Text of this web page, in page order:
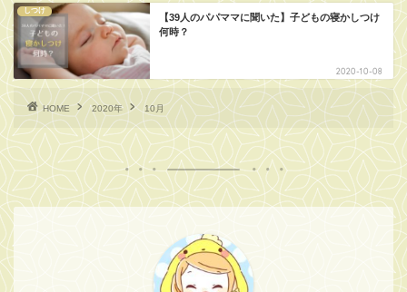
しつけ
【39人のパパママに聞いた】子どもの寝かしつけ
何時？
2020-10-08
HOME 2020年 10月